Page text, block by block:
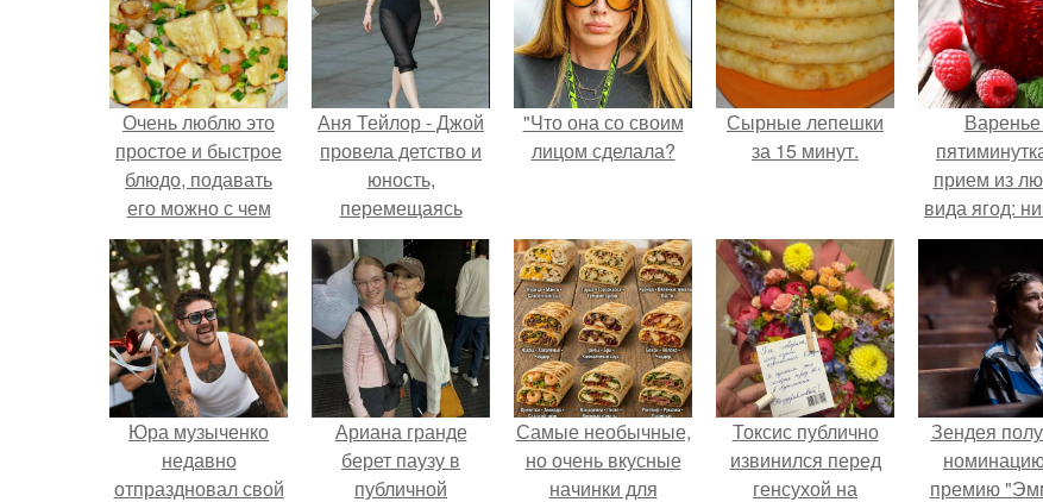
Очень люблю это
простое и быстрое
блюдо, подавать
его можно с чем
угодно.
Аня Тейлор - Джой
провела детство и
юность,
перемещаясь
между двумя
совершенно
разными
культурами -
Аргентиной и
Великобританией.
"Что она со своим
лицом сделала?
Сырные лепешки
за 15 минут.
прием из
вида ягод:
длительной
все
месте!
Юра музыченко
недавно
отпраздновал свой
Ариана гранде
берет паузу в
публичной
Самые необычные,
но очень вкусные
начинки для
Токсис публично
извинился перед
генсухой на
Зендея
премию